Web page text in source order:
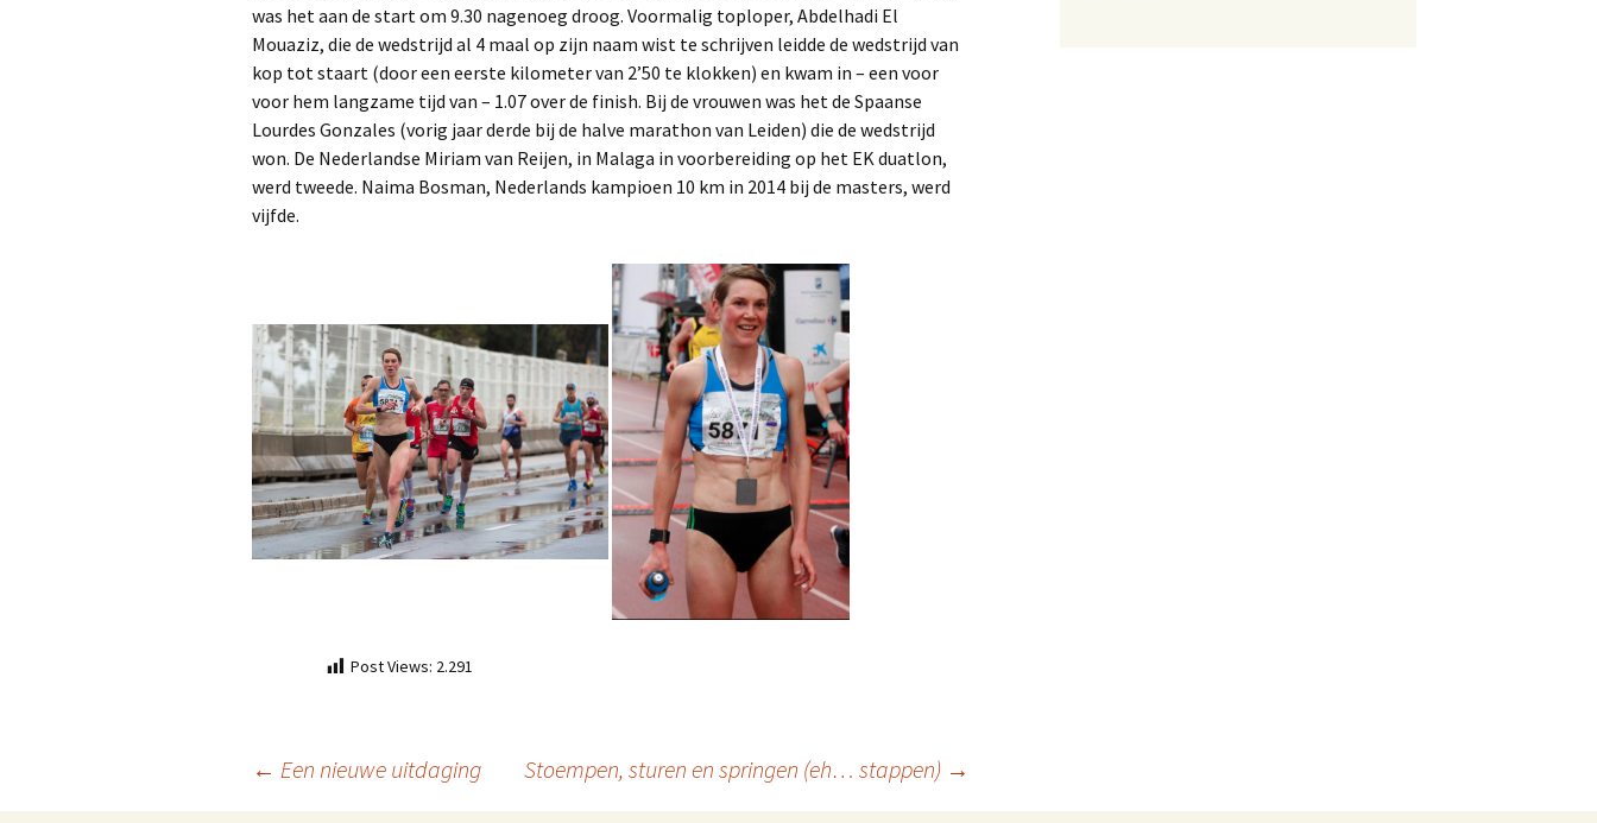
was het aan de start om 9.30 nagenoeg droog. Voormalig toploper, Abdelhadi El
Mouaziz, die de wedstrijd al 4 maal op zijn naam wist te schrijven leidde de wedstrijd van
kop tot staart (door een eerste kilometer van 2’50 te klokken) en kwam in – een voor
voor hem langzame tijd van – 1.07 over de finish. Bij de vrouwen was het de Spaanse
Lourdes Gonzales (vorig jaar derde bij de halve marathon van Leiden) die de wedstrijd
won. De Nederlandse Miriam van Reijen, in Malaga in voorbereiding op het EK duatlon,
werd tweede. Naima Bosman, Nederlands kampioen 10 km in 2014 bij de masters, werd
vijfde.
Post Views: 2.291
Berichtnavigatie
← Een nieuwe uitdaging Stoempen, sturen en springen (eh… stappen) →